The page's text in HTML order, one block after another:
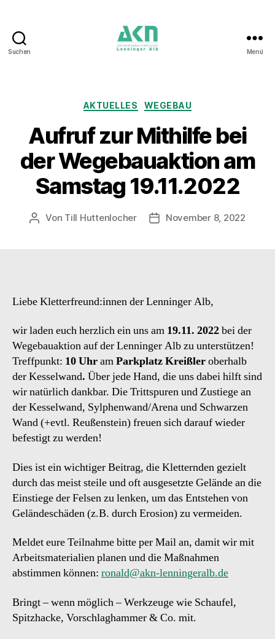
Suchen Menü
Kategorien
AKTUELLES WEGEBAU
Aufruf zur Mithilfe bei
der Wegebauaktion am
Samstag 19.11.2022
Beitragsautor
Von Till Huttenlocher Beitragsdatum
November 8, 2022
Liebe Kletterfreund:innen der Lenninger Alb,
wir laden euch herzlich ein uns am 19.11. 2022bei der
Wegebauaktion auf der Lenninger Alb zu unterstützen!
Treffpunkt: 10 UhramParkplatz Kreißleroberhalb
der Kesselwand. Über jede Hand, die uns dabei hilft sind
wir natürlich dankbar. Die Trittspuren und Zustiege an
der Kesselwand, Sylphenwand/Arena und Schwarzen
Wand (+evtl. Reußenstein) freuen sich darauf wieder
befestigt zu werden!
Dies ist ein wichtiger Beitrag, die Kletternden gezielt
durch das meist steile und oft ausgesetzte Gelände an die
Einstiege der Felsen zu lenken, um das Entstehen von
Geländeschäden (z.B. durch Erosion) zu vermeiden.
Meldet eure Teilnahme bitte per Mail an, damit wir mit
Arbeitsmaterialien planen und die Maßnahmen
abstimmen können: ronald@akn-lenningeralb.de
Bringt – wenn möglich – Werkzeuge wie Schaufel,
Spitzhacke, Vorschlaghammer & Co. mit.